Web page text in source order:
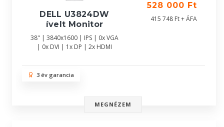
DELL U3824DW
ívelt Monitor
38" | 3840x1600 | IPS | 0x VGA
| 0x DVI | 1x DP | 2x HDMI
528 000 Ft
415 748 Ft + ÁFA
3 év garancia
MEGNÉZEM